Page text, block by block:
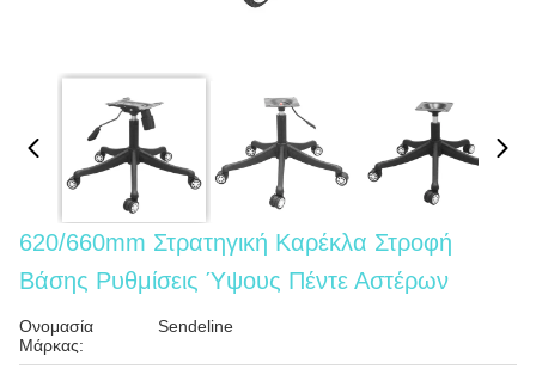
620/660mm Στρατηγική Καρέκλα Στροφή
Βάσης Ρυθμίσεις Ύψους Πέντε Αστέρων
Ονομασία
Μάρκας:
Sendeline